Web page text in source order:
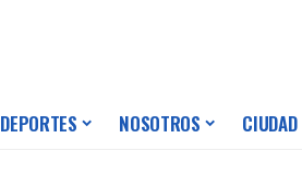
NOSOTROS CIUDAD